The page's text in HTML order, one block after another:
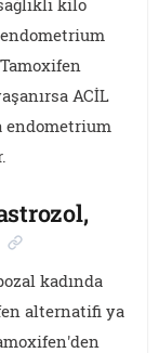
kilo
ACİL
endometrium
kadında
alternatifi ya